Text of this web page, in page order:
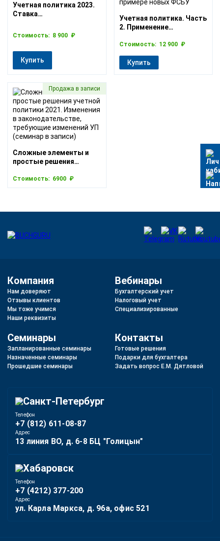
Учетная политика 2023.
Ставка
Стоимость: 8 900 ₽
Купить
Учетная политика. Часть
2. Применение
примере новых ФСБУ
Стоимость: 12 900 ₽
Купить
Продажа в записи
Сложные элементы и
простые решения
Изменения в
законодательстве,
Стоимость: 6900 ₽
Компания
Нам доверяют
Отзывы клиентов
Мы тоже учимся
Наши реквизиты
Вебинары
Бухгалтерский учет
Налоговый учет
Специализированные
Семинары
Запланированные семинары
Назначенные семинары
Прошедшие семинары
Контакты
Готовые решения
Подарки для бухгалтера
Задать вопрос Е.М. Дятловой
Санкт-Петербург
Телефон
+7 (812) 611-08-87
Адрес
13 линия ВО, д. 6-8 БЦ "Голицын"
Хабаровск
Телефон
+7 (4212) 377-200
Адрес
ул. Карла Маркса, д. 96а, офис 521